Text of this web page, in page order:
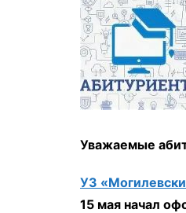
Уважаемые
УЗ
15 мая начал